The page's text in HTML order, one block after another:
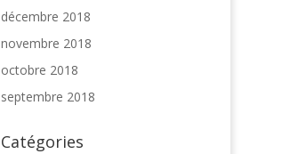
décembre 2018
novembre 2018
octobre 2018
septembre 2018
Catégories